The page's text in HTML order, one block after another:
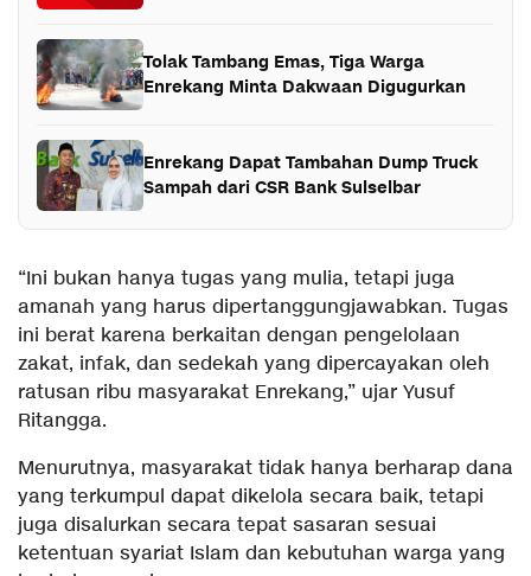
Tolak Tambang Emas, Tiga Warga
Enrekang Minta Dakwaan Digugurkan
Enrekang Dapat Tambahan Dump Truck
Sampah dari CSR Bank Sulselbar
“Ini bukan hanya tugas yang mulia, tetapi juga
amanah yang harus dipertanggungjawabkan. Tugas
ini berat karena berkaitan dengan pengelolaan
zakat, infak, dan sedekah yang dipercayakan oleh
ratusan ribu masyarakat Enrekang,” ujar Yusuf
Ritangga.
Menurutnya, masyarakat tidak hanya berharap dana
yang terkumpul dapat dikelola secara baik, tetapi
juga disalurkan secara tepat sasaran sesuai
ketentuan syariat Islam dan kebutuhan warga yang